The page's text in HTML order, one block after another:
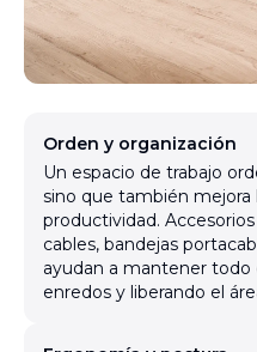
Orden y organización
Un espacio de trabajo
sino que también mejora
productividad.
cables, bandejas
ayudan a mantener todo
enredos y liberando el